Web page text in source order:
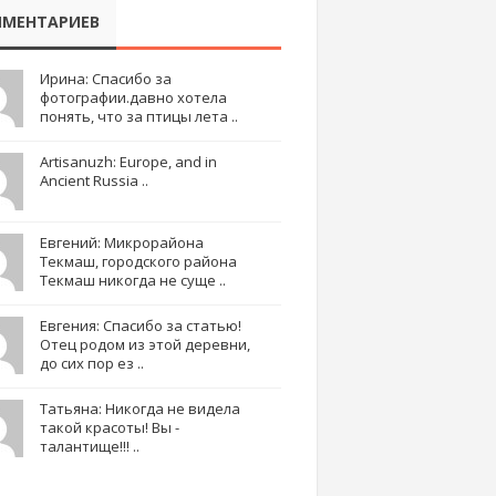
Ирина: Спасибо за
фотографии.давно хотела
понять, что за птицы лета ..
Artisanuzh: Europe, and in
Ancient Russia ..
Евгений: Микрорайона
Текмаш, городского района
Текмаш никогда не суще ..
Евгения: Спасибо за статью!
Отец родом из этой деревни,
до сих пор ез ..
Татьяна: Никогда не видела
такой красоты! Вы -
талантище!!! ..